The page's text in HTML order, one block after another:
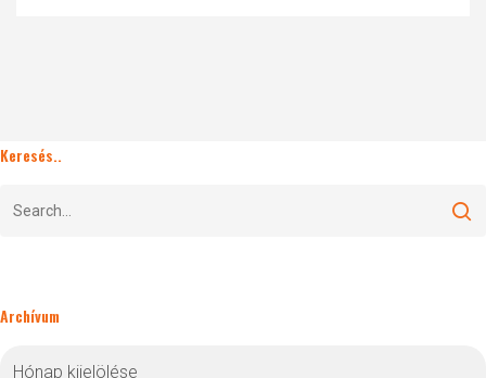
Keresés..
Archívum